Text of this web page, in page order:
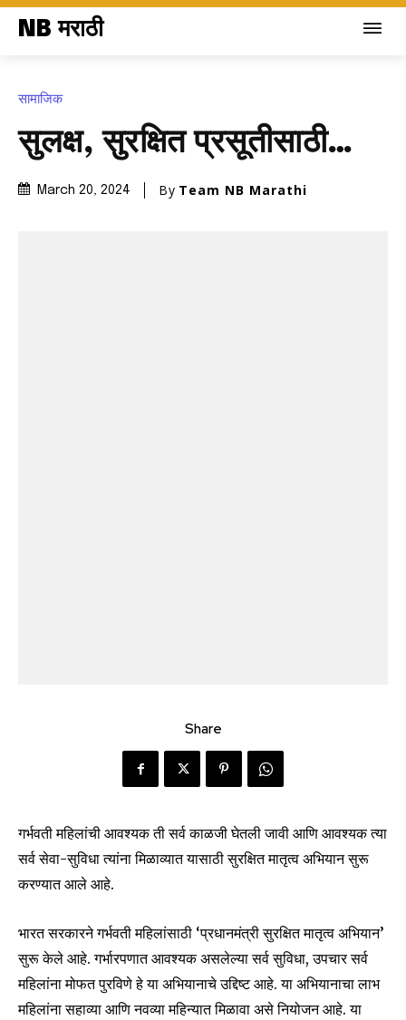
NB मराठी
सामाजिक
सुलक्ष, सुरक्षित प्रसूतीसाठी…
March 20, 2024 By Team NB Marathi
Share
गर्भवती महिलांची आवश्यक ती सर्व काळजी घेतली जावी आणि आवश्यक त्या
सर्व सेवा-सुविधा त्यांना मिळाव्यात यासाठी सुरक्षित मातृत्व अभियान सुरू
करण्यात आले आहे.
भारत सरकारने गर्भवती महिलांसाठी ‘प्रधानमंत्री सुरक्षित मातृत्व अभियान’
सुरू केले आहे. गर्भारपणात आवश्यक असलेल्या सर्व सुविधा, उपचार सर्व
महिलांना मोफत पुरविणे हे या अभियानाचे उद्दिष्ट आहे. या अभियानाचा लाभ
महिलांना सहाव्या आणि नवव्या महिन्यात मिळावा असे नियोजन आहे. या